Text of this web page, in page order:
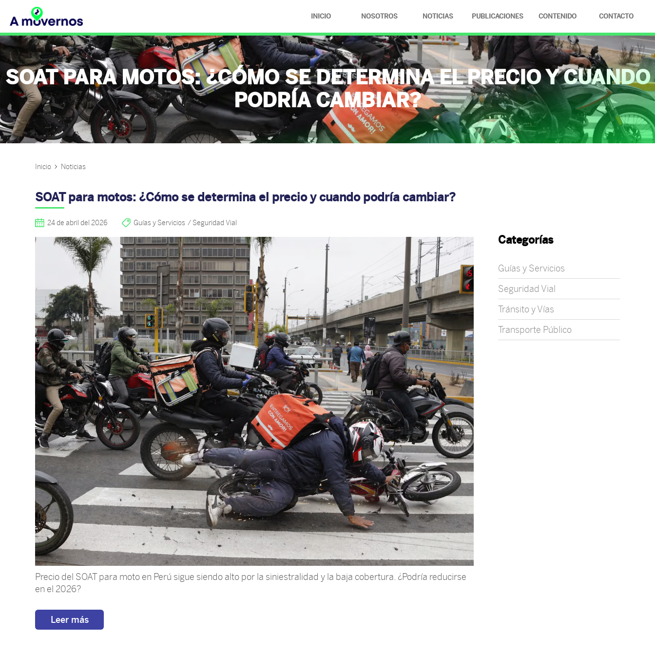
INICIO NOSOTROS
¿QUIÉNES
SOMOS?
COMPROMISOS
NOTICIAS PUBLICACIONES CONTENIDO
FOTOS
VIDEOS
CONTACTO
SOAT PARA MOTOS: ¿CÓMO SE DETERMINA EL PRECIO Y CUANDO
PODRÍA CAMBIAR?
Inicio Noticias
SOAT para motos: ¿Cómo se determina el precio y cuando podría cambiar?
24 de abril del 2026 Guías y Servicios Seguridad Vial
Precio del SOAT para moto en Perú sigue siendo alto por la siniestralidad y la baja cobertura. ¿Podría reducirse
en el 2026?
Leer más
Categorías
Guías y Servicios
Seguridad Vial
Tránsito y Vías
Transporte Público